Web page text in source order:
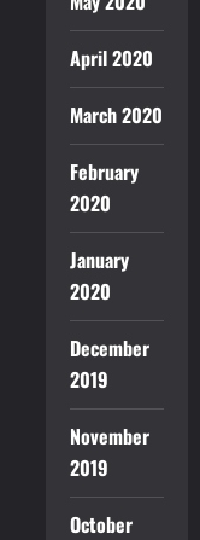
April 2020
March 2020
February
2020
January
2020
December
2019
November
2019
October